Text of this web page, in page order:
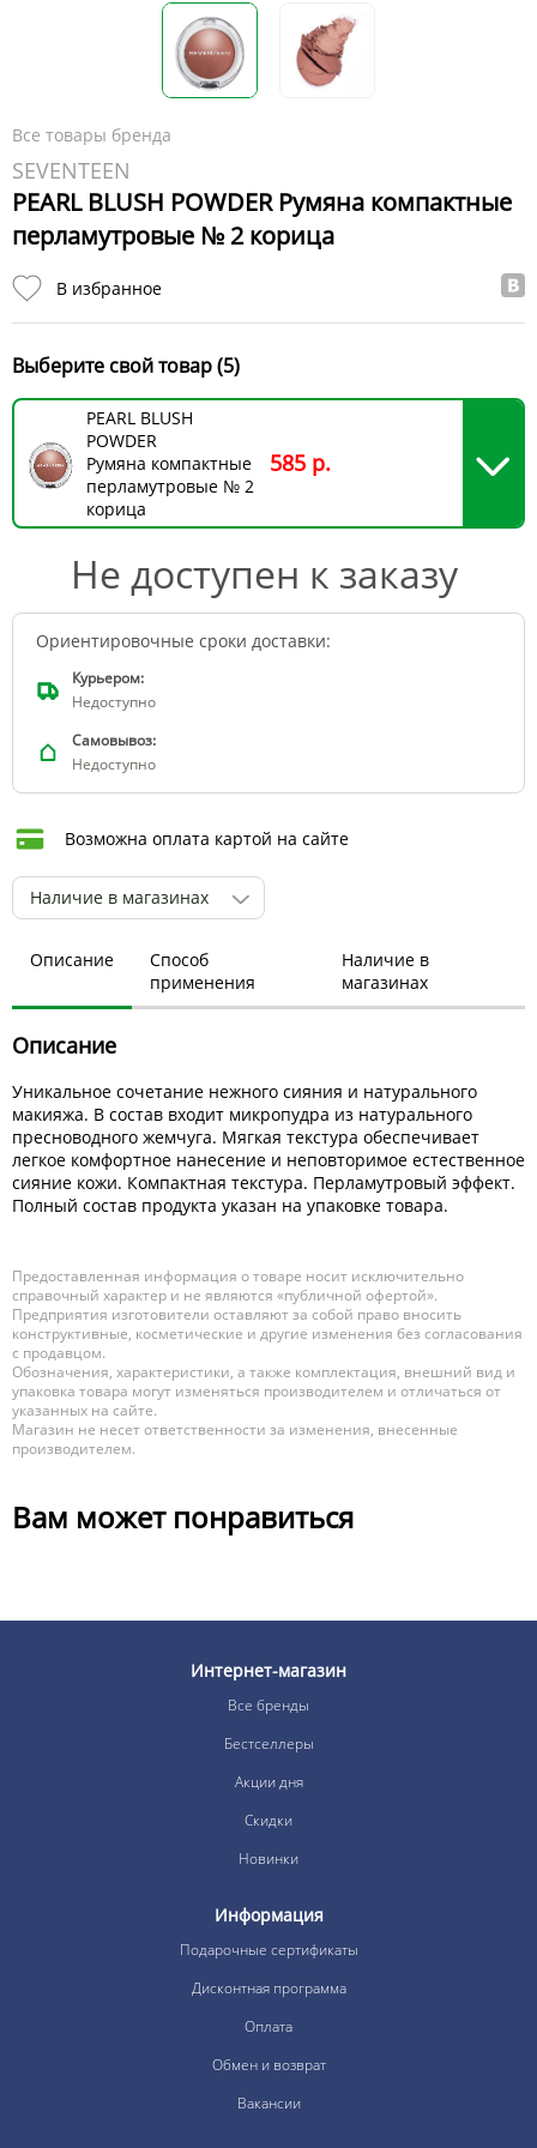
Все товары бренда
SEVENTEEN
PEARL BLUSH POWDER Румяна компактные
перламутровые № 2 корица
В избранное
Выберите свой товар (5)
PEARL BLUSH
POWDER
Румяна компактные
перламутровые № 2
корица
585 р.
Не доступен к заказу
Ориентировочные сроки доставки:
Курьером:
Недоступно
Самовывоз:
Недоступно
Возможна оплата картой на сайте
Наличие в магазинах
Описание
Способ
применения
Наличие в
магазинах
Описание
Уникальное сочетание нежного сияния и натурального
макияжа. В состав входит микропудра из натурального
пресноводного жемчуга. Мягкая текстура обеспечивает
легкое комфортное нанесение и неповторимое естественное
сияние кожи. Компактная текстура. Перламутровый эффект.
Полный состав продукта указан на упаковке товара.
Предоставленная информация о товаре носит исключительно
справочный характер и не являются «публичной офертой».
Предприятия изготовители оставляют за собой право вносить
конструктивные, косметические и другие изменения без согласования
с продавцом.
Обозначения, характеристики, а также комплектация, внешний вид и
упаковка товара могут изменяться производителем и отличаться от
указанных на сайте.
Магазин не несет ответственности за изменения, внесенные
производителем.
Вам может понравиться
Интернет-магазин
Все бренды
Бестселлеры
Акции дня
Скидки
Новинки
Информация
Подарочные сертификаты
Дисконтная программа
Оплата
Обмен и возврат
Вакансии